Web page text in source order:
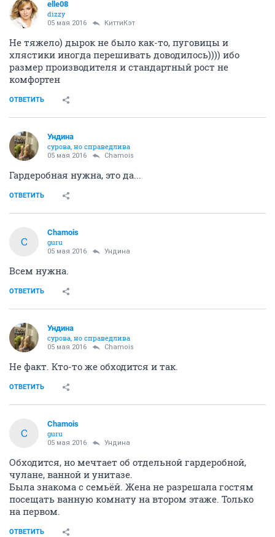
elle08
dizzy
05 мая 2016 КиттиКэт
Не тяжело) дырок не было как-то, пуговицы и
хлястики иногда перешивать доводилось)))) ибо
размер производителя и стандартный рост не
комфортен
ОТВЕТИТЬ
Ундинa
сурова, но справедлива
05 мая 2016 Chamois
Гардеробная нужна, это да...
ОТВЕТИТЬ
C
Chamois
guru
05 мая 2016 Ундинa
Всем нужна.
ОТВЕТИТЬ
Ундинa
сурова, но справедлива
05 мая 2016 Chamois
Не факт. Кто-то же обходится и так.
ОТВЕТИТЬ
C
Chamois
guru
05 мая 2016 Ундинa
Обходится, но мечтает об отдельной гардеробной,
чулане, ванной и унитазе.
Была знакома с семьёй. Жена не разрешала гостям
посещать ванную комнату на втором этаже. Только
на первом.
ОТВЕТИТЬ